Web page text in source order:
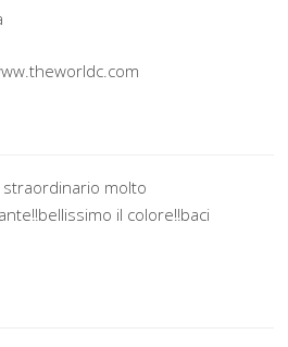
straordinario molto
il colore!!baci